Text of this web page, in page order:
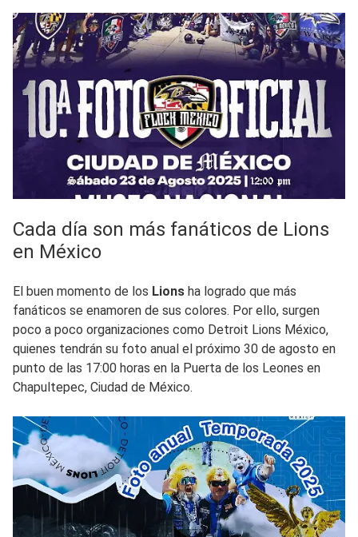
Cada día son más fanáticos de Lions
en México
El buen momento de los Lions ha logrado que más
fanáticos se enamoren de sus colores. Por ello, surgen
poco a poco organizaciones como Detroit Lions México,
quienes tendrán su foto anual el próximo 30 de agosto en
punto de las 17:00 horas en la Puerta de los Leones en
Chapultepec, Ciudad de México.